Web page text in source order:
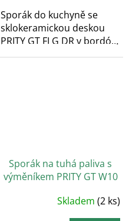
Sporák do kuchyně se
sklokeramickou deskou
PRITY GT FI G DR v bordó
barvě s výkonem 15...
Sporák na tuhá paliva s
výměníkem PRITY GT W10
Skladem (2 ks)